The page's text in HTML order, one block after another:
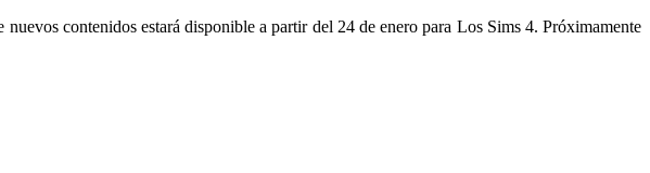
contenidos estará disponible a partir del 24 de enero para Los Sims 4. Próximamente